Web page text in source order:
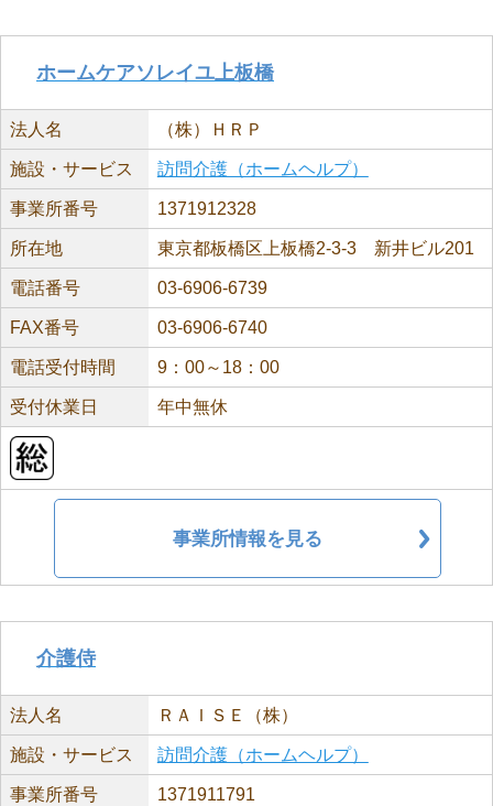
ホームケアソレイユ上板橋
法人名 （株）ＨＲＰ
施設・サービス 訪問介護（ホームヘルプ）
事業所番号 1371912328
所在地 東京都板橋区上板橋2-3-3 新井ビル201
電話番号 03-6906-6739
FAX番号 03-6906-6740
電話受付時間 9：00～18：00
受付休業日 年中無休
事業所情報を見る
介護侍
法人名 ＲＡＩＳＥ（株）
施設・サービス 訪問介護（ホームヘルプ）
事業所番号 1371911791